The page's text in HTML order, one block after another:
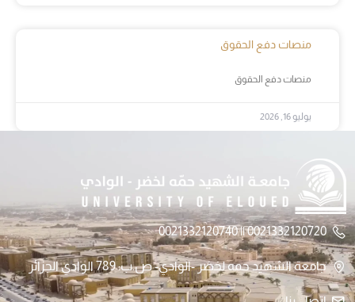
منصات دفع الحقوق
منصات دفع الحقوق
يوليو 16, 2026
0021332120720 || 0021332120740
جامعة الشهيد حمه لخضر -الوادي- ص.ب: 789 الوادي الجزائر